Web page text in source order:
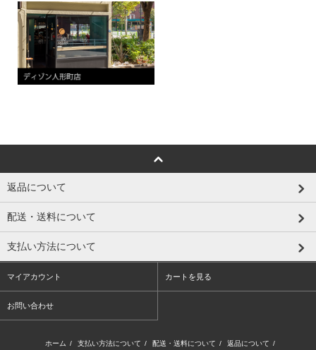
返品について
配送・送料について
支払い方法について
マイアカウント カートを見る
お問い合わせ
ホーム / 支払い方法について / 配送・送料について / 返品について /